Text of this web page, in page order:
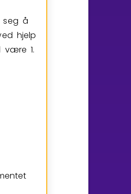
seg å
hjelp
være1.